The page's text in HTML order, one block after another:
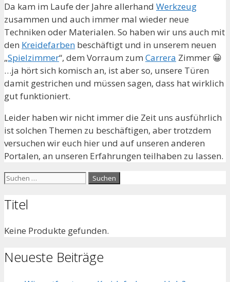
Da kam im Laufe der Jahre allerhand Werkzeug
zusammen und auch immer mal wieder neue
Techniken oder Materialen. So haben wir uns auch mit
den Kreidefarben beschäftigt und in unserem neuen
„Spielzimmer“, dem Vorraum zum Carrera Zimmer 😀
…ja hört sich komisch an, ist aber so, unsere Türen
damit gestrichen und müssen sagen, dass hat wirklich
gut funktioniert.
Leider haben wir nicht immer die Zeit uns ausführlich
ist solchen Themen zu beschäftigen, aber trotzdem
versuchen wir euch hier und auf unseren anderen
Portalen, an unseren Erfahrungen teilhaben zu lassen.
Suche
Titel
Keine Produkte gefunden.
Neueste Beiträge